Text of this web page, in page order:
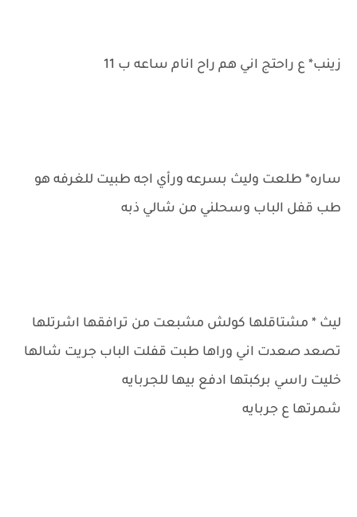
زينب* ع راحتج اني هم راح انام ساعه ب 11
ساره* طلعت وليث بسرعه ورأي اجه طبيت للغرفه هو
طب قفل الباب وسحلني من شالي ذبه
ليث * مشتاقلها كولش مشبعت من ترافقها اشرتلها
تصعد صعدت اني وراها طبت قفلت الباب جريت شالها
خليت راسي بركبتها ادفع بيها للجربايه
شمرتها ع جربايه